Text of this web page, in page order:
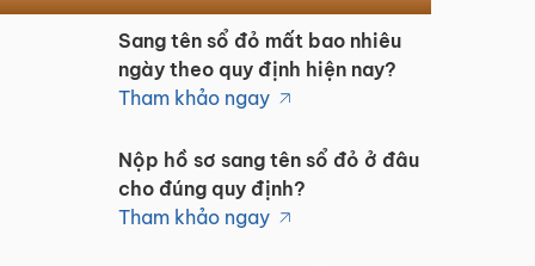
Sang tên sổ đỏ mất bao nhiêu
ngày theo quy định hiện nay?
Tham khảo ngay
Nộp hồ sơ sang tên sổ đỏ ở đâu
cho đúng quy định?
Tham khảo ngay